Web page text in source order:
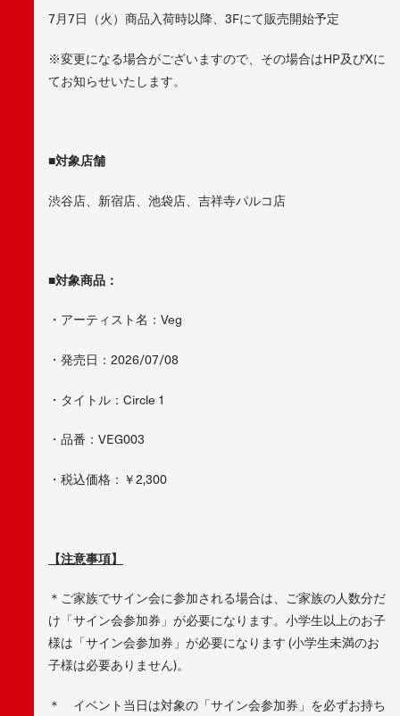
7月7日（火）商品入荷時以降、3Fにて販売開始予定
※変更になる場合がございますので、その場合はHP及びXに
てお知らせいたします。
■対象店舗
渋谷店、新宿店、池袋店、吉祥寺パルコ店
■対象商品：
・アーティスト名：Veg
・発売日：2026/07/08
・タイトル：Circle 1
・品番：VEG003
・税込価格：￥2,300
【注意事項】
＊ご家族でサイン会に参加される場合は、ご家族の人数分だ
け「サイン会参加券」が必要になります。小学生以上のお子
様は「サイン会参加券」が必要になります (小学生未満のお
子様は必要ありません)。
＊ イベント当日は対象の「サイン会参加券」を必ずお持ち